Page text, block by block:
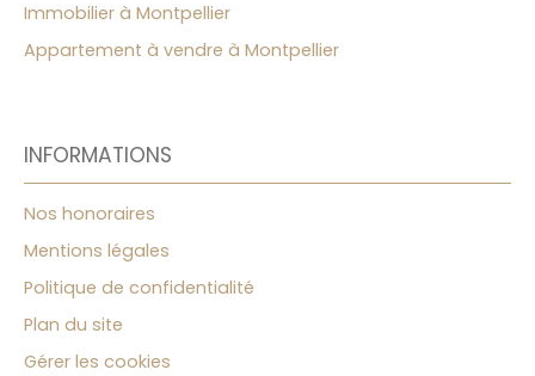
Immobilier à Montpellier
Appartement à vendre à Montpellier
INFORMATIONS
Nos honoraires
Mentions légales
Politique de confidentialité
Plan du site
Gérer les cookies